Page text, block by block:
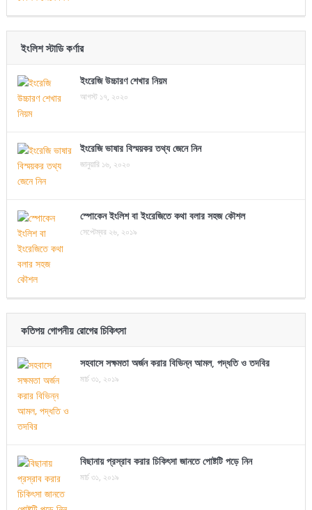
ইংলিশ স্টাডি কর্ণার
ইংরেজি উচ্চারণ শেখার নিয়ম
আগস্ট ১৭, ২০২০
ইংরেজি ভাষার বিস্ময়কর তথ্য জেনে নিন
জানুয়ারি ১৬, ২০২০
স্পোকেন ইংলিশ বা ইংরেজিতে কথা বলার সহজ কৌশল
সেপ্টেম্বর ২৬, ২০১৯
কতিপয় গোপনীয় রোগের চিকিৎসা
সহবাসে সক্ষমতা অর্জন করার বিভিন্ন আমল, পদ্ধতি ও তদবির
মার্চ ৩১, ২০১৯
বিছানায় প্রস্রাব করার চিকিৎসা জানতে পোষ্টটি পড়ে নিন
মার্চ ৩১, ২০১৯